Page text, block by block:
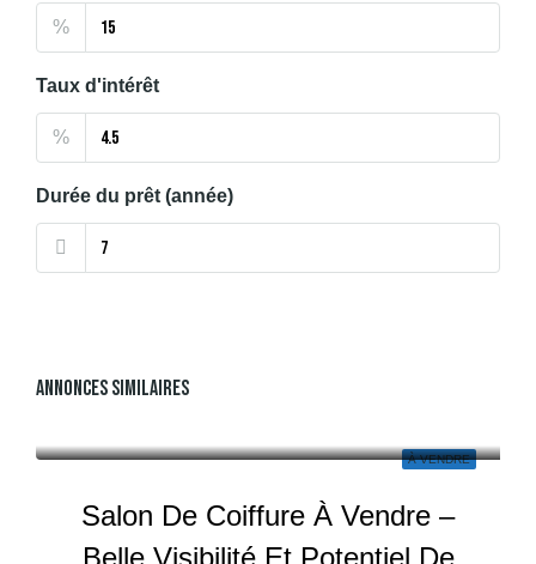
%
Taux d'intérêt
%
Durée du prêt (année)
Annonces Similaires
À VENDRE
Salon De Coiffure À Vendre –
Belle Visibilité Et Potentiel De